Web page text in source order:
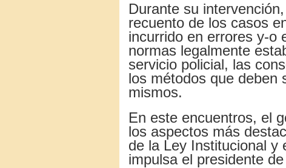
Durante su
recuento de los casos
incurrido en errores y-o
normas legalmente
servicio policial, las
los métodos que deben
mismos.
En este encuentros, el
los aspectos más
de la Ley Institucional y
impulsa el presidente